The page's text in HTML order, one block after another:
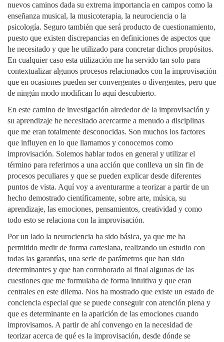
nuevos caminos dada su extrema importancia en campos como la
enseñanza musical, la musicoterapia, la neurociencia o la
psicología. Seguro también que será producto de cuestionamiento,
puesto que existen discrepancias en definiciones de aspectos que
he necesitado y que he utilizado para concretar dichos propósitos.
En cualquier caso esta utilización me ha servido tan solo para
contextualizar algunos procesos relacionados con la improvisación
que en ocasiones pueden ser convergentes o divergentes, pero que
de ningún modo modifican lo aquí descubierto.
En este camino de investigación alrededor de la improvisación y
su aprendizaje he necesitado acercarme a menudo a disciplinas
que me eran totalmente desconocidas. Son muchos los factores
que influyen en lo que llamamos y conocemos como
improvisación. Solemos hablar todos en general y utilizar el
término para referirnos a una acción que conlleva un sin fin de
procesos peculiares y que se pueden explicar desde diferentes
puntos de vista. Aquí voy a aventurarme a teorizar a partir de un
hecho demostrado científicamente, sobre arte, música, su
aprendizaje, las emociones, pensamientos, creatividad y como
todo esto se relaciona con la improvisación.
Por un lado la neurociencia ha sido básica, ya que me ha
permitido medir de forma cartesiana, realizando un estudio con
todas las garantías, una serie de parámetros que han sido
determinantes y que han corroborado al final algunas de las
cuestiones que me formulaba de forma intuitiva y que eran
centrales en este dilema. Nos ha mostrado que existe un estado de
conciencia especial que se puede conseguir con atención plena y
que es determinante en la aparición de las emociones cuando
improvisamos. A partir de ahí convengo en la necesidad de
teorizar acerca de qué es la improvisación, desde dónde se